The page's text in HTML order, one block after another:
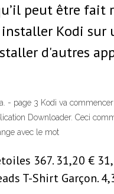
peut être fait
Kodi sur
d'autres
page 3 Kodi va
Downloader. Ceci
avec le mot
367. 31,20 €
T-Shirt Garçon.